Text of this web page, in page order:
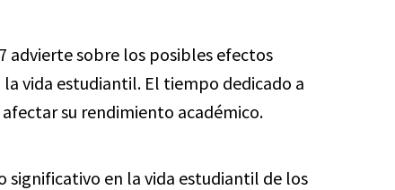
advierte sobre los posibles efectos
vida estudiantil. El tiempo dedicado a
su rendimiento académico.
significativo en la vida estudiantil de los